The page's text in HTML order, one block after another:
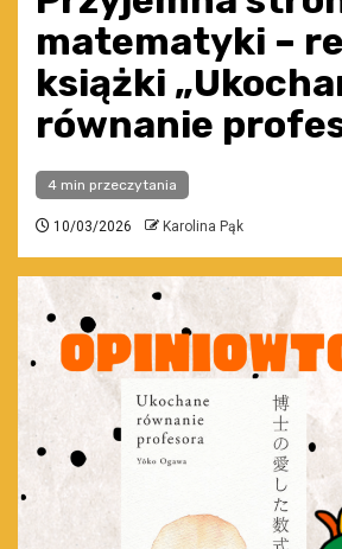
matematyki –
książki
równanie
4 min przeczytania
10/03/2026 Karolina Pąk